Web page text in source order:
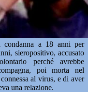
condanna a 18 anni per
sieropositivo, accusato
perché avrebbe
poi morta nel
al virus, e di aver
una relazione.